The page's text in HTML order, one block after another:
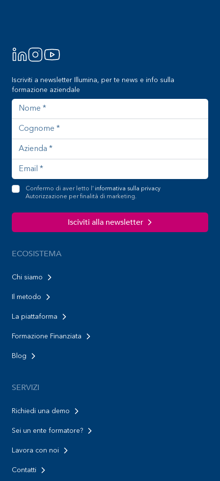
Iscriviti a newsletter Illumina, per te news e info sulla
formazione aziendale
Nome
Cognome
Azienda
Indirizzo email
Confermo di aver letto l' informativa sulla privacy
Autorizzazione per finalità di marketing.
Isciviti alla newsletter
ECOSISTEMA
Chi siamo
Il metodo
La piattaforma
Formazione Finanziata
Blog
SERVIZI
Richiedi una demo
Sei un ente formatore?
Lavora con noi
Contatti